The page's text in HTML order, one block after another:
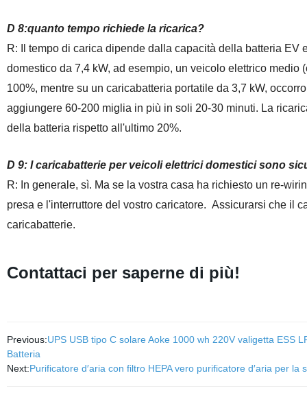
D 8:quanto tempo richiede la ricarica?
R: Il tempo di carica dipende dalla capacità della batteria
domestico da 7,4 kW, ad esempio, un veicolo elettrico
100%, mentre su un caricabatteria portatile da 3,7 kW,
aggiungere 60-200 miglia in più in soli 20-30 minuti. La
della batteria rispetto all'ultimo 20%.
D 9:I caricabatterie per veicoli elettrici domestici sono
R: In generale, sì. Ma sela vostra casa ha richiesto un re-
presa e l'interruttore del vostro caricatore. Assicurarsi che il
caricabatterie.
Contattaci per saperne di più!
Previous:UPS USB tipo C solare Aoke 1000 wh 220V valigetta ESS
Batteria
Next:Purificatore d′aria con filtro HEPA vero purificatore d′aria per la